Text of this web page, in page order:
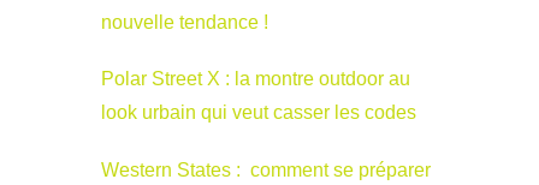
nouvelle tendance !
Polar Street X : la montre outdoor au
look urbain qui veut casser les codes
Western States : comment se préparer